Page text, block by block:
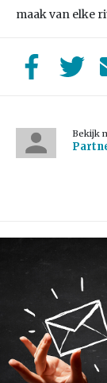
maak van elke
Bekijk